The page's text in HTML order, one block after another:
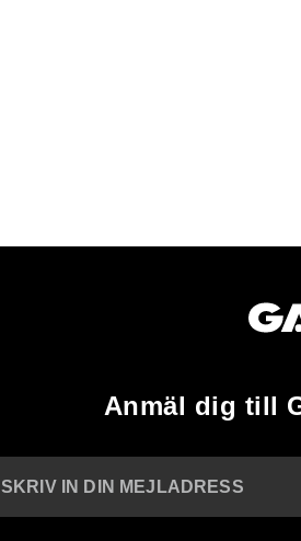
Anmäl dig till
SKRIV IN DIN MEJLADRESS